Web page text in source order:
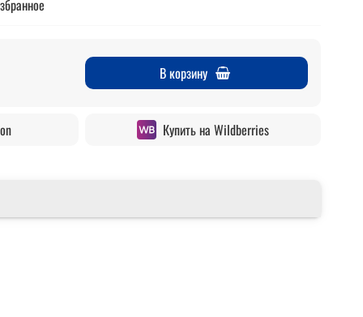
В корзину
Купить на Wildberries